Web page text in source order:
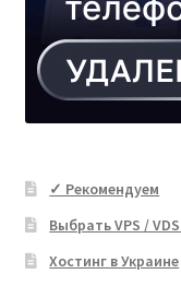
✓ Рекомендуем
Выбрать VPS /
Хостинг в Украине